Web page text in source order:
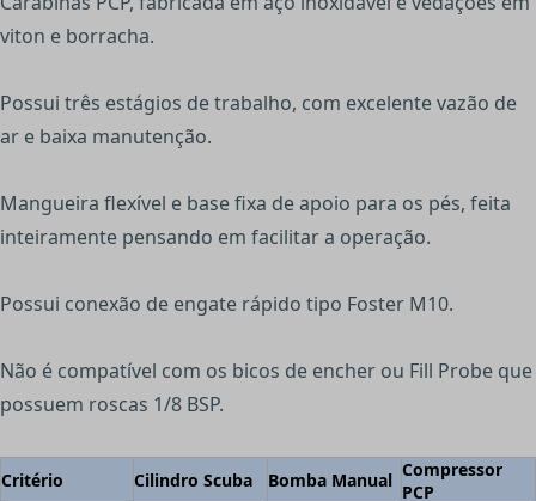
viton e borracha.
Possui três estágios de trabalho, com excelente vazão de
ar e baixa manutenção.
Mangueira flexível e base fixa de apoio para os pés, feita
inteiramente pensando em facilitar a operação.
Possui conexão de engate rápido tipo Foster M10.
Não é compatível com os bicos de encher ou Fill Probe que
possuem roscas 1/8 BSP.
Critério Cilindro Scuba Bomba Manual Compressor
PCP